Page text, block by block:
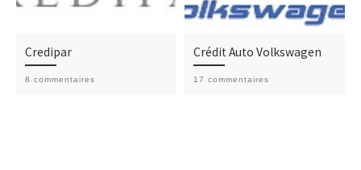
Credipar
8 commentaires
Crédit Auto Volkswagen
17 commentaires